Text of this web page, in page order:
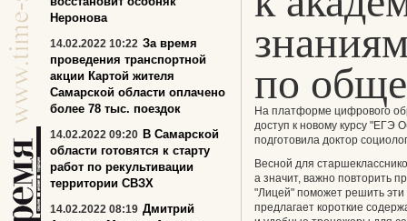
по
На платформе цифрового
доступ к новому курсу "ЕГЭ
подготовила доктор
Весной для
а значит, важно повторить
"Лицей" поможет решить
предлагает короткие
Неронова
14.02.2022 10:22 За время
проведения транспортной
акции Картой жителя
Самарской области оплачено
более 78 тыс. поездок
14.02.2022 09:20 В Самарской
области готовятся к старту
работ по рекультивации
территории СВЗХ
14.02.2022 08:19 Дмитрий